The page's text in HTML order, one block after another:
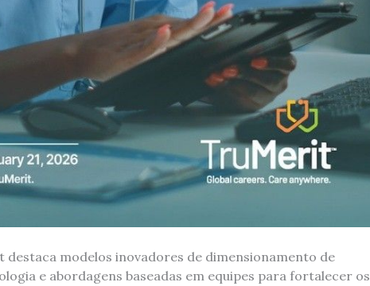
modelos inovadores de dimensionamento de
e abordagens baseadas em equipes para fortalecer os